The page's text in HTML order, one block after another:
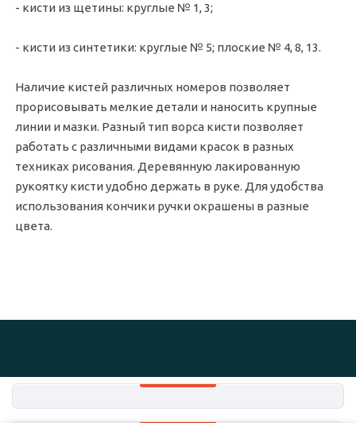
- кисти из щетины: круглые № 1, 3;
- кисти из синтетики: круглые № 5; плоские № 4, 8, 13.
Наличие кистей различных номеров позволяет
прорисовывать мелкие детали и наносить крупные
линии и мазки. Разный тип ворса кисти позволяет
работать с различными видами красок в разных
техниках рисования. Деревянную лакированную
рукоятку кисти удобно держать в руке. Для удобства
использования кончики ручки окрашены в разные
цвета.